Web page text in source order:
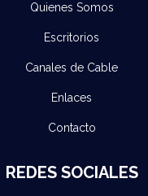
Quienes Somos
Escritorios
Canales de Cable
Enlaces
Contacto
REDES SOCIALES